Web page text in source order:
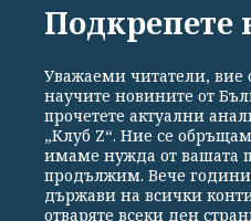
СПОРТ КУЛТУРА
Общи условия
Подкрепете
Уважаеми читатели, вие
научите новините от
прочетете актуални
„Клуб Z“. Ние се
имаме нужда от вашата
продължим. Вече години
държави на всички
отваряте всеки ден